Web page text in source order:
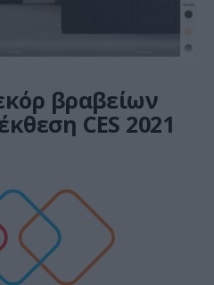
βραβείων
CES 2021